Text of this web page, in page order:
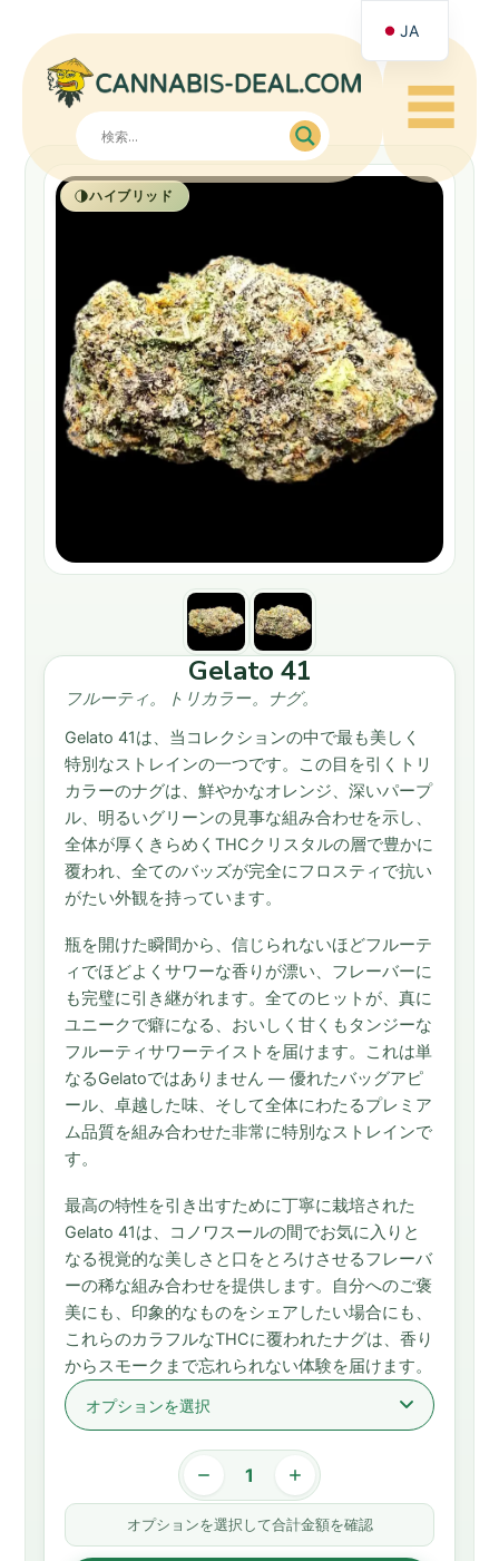
☰
ハイブリッド
Gelato 41
フルーティ。トリカラー。ナグ。
Gelato 41は、当コレクションの中で最も美しく
特別なストレインの一つです。この目を引くトリ
カラーのナグは、鮮やかなオレンジ、深いパープ
ル、明るいグリーンの見事な組み合わせを示し、
全体が厚くきらめくTHCクリスタルの層で豊かに
覆われ、全てのバッズが完全にフロスティで抗い
がたい外観を持っています。
瓶を開けた瞬間から、信じられないほどフルーテ
ィでほどよくサワーな香りが漂い、フレーバーに
も完璧に引き継がれます。全てのヒットが、真に
ユニークで癖になる、おいしく甘くもタンジーな
フルーティサワーテイストを届けます。これは単
なるGelatoではありません — 優れたバッグアピ
ール、卓越した味、そして全体にわたるプレミア
ム品質を組み合わせた非常に特別なストレインで
す。
最高の特性を引き出すために丁寧に栽培された
Gelato 41は、コノワスールの間でお気に入りと
なる視覚的な美しさと口をとろけさせるフレーバ
ーの稀な組み合わせを提供します。自分へのご褒
美にも、印象的なものをシェアしたい場合にも、
これらのカラフルなTHCに覆われたナグは、香り
からスモークまで忘れられない体験を届けます。
オプションを選択して合計金額を確認
JA